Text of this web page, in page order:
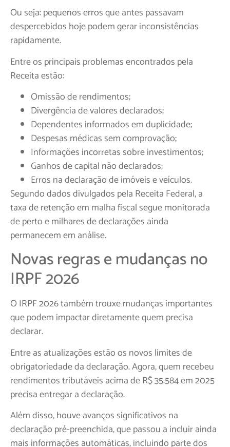
Ou seja: pequenos erros que antes passavam
despercebidos hoje podem gerar inconsistências
rapidamente.
Entre os principais problemas encontrados pela
Receita estão:
Omissão de rendimentos;
Divergência de valores declarados;
Dependentes informados em duplicidade;
Despesas médicas sem comprovação;
Informações incorretas sobre investimentos;
Ganhos de capital não declarados;
Erros na declaração de imóveis e veículos.
Segundo dados divulgados pela Receita Federal, a
taxa de retenção em malha fiscal segue monitorada
de perto e milhares de declarações ainda
permanecem em análise.
Novas regras e mudanças no
IRPF 2026
O IRPF 2026 também trouxe mudanças importantes
que podem impactar diretamente quem precisa
declarar.
Entre as atualizações estão os novos limites de
obrigatoriedade da declaração. Agora, quem recebeu
rendimentos tributáveis acima de R$ 35.584 em 2025
precisa entregar a declaração.
Além disso, houve avanços significativos na
declaração pré-preenchida, que passou a incluir ainda
mais informações automáticas, incluindo parte dos